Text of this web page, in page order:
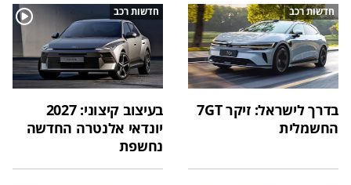
חדשות רכב
בדרך לישראל: זיקר 7GT
החשמלית
חדשות רכב
בעיצוב קיצוני: 2027
יונדאי אלנטרה החדשה
נחשפת